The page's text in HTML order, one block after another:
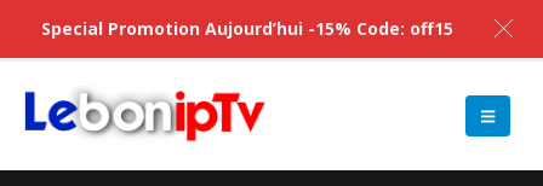
Special Promotion Aujourd’hui -15% Code: off15